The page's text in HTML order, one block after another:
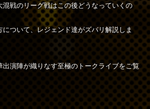
混戦のリーグ戦はこの後どうなっていくの
について、レジェンド達がズバリ解説しま
出演陣が織りなす至極のトークライブをご覧